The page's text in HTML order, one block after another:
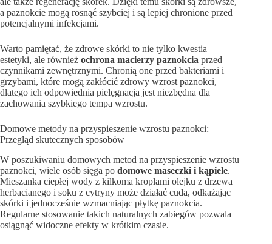
a paznokcie mogą rosnąć szybciej i są lepiej chronione przed
potencjalnymi infekcjami.
Warto pamiętać, że zdrowe skórki to nie tylko kwestia
estetyki, ale również ochrona macierzy paznokcia przed
czynnikami zewnętrznymi. Chronią one przed bakteriami i
grzybami, które mogą zakłócić zdrowy wzrost paznokci,
dlatego ich odpowiednia pielęgnacja jest niezbędna dla
zachowania szybkiego tempa wzrostu.
Domowe metody na przyspieszenie wzrostu paznokci:
Przegląd skutecznych sposobów
W poszukiwaniu domowych metod na przyspieszenie wzrostu
paznokci, wiele osób sięga po domowe maseczki i kąpiele.
Mieszanka ciepłej wody z kilkoma kroplami olejku z drzewa
herbacianego i soku z cytryny może działać cuda, odkażając
skórki i jednocześnie wzmacniając płytkę paznokcia.
Regularne stosowanie takich naturalnych zabiegów pozwala
osiągnąć widoczne efekty w krótkim czasie.